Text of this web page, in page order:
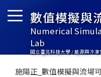
數值模擬與
Numerical
Lab
國立臺北科技大學 / 能源與冷凍
施陽正_數值模擬與流場